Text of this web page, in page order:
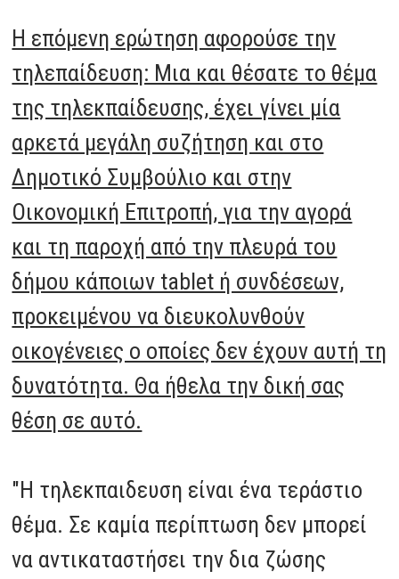
Η επόμενη ερώτηση αφορούσε την
τηλεπαίδευση: Μια και θέσατε το θέμα
της τηλεκπαίδευσης, έχει γίνει μία
αρκετά μεγάλη συζήτηση και στο
Δημοτικό Συμβούλιο και στην
Οικονομική Επιτροπή, για την αγορά
και τη παροχή από την πλευρά του
δήμου κάποιων tablet ή συνδέσεων,
προκειμένου να διευκολυνθούν
οικογένειες ο οποίες δεν έχουν αυτή τη
δυνατότητα. Θα ήθελα την δική σας
θέση σε αυτό.
"Η τηλεκπαιδευση είναι ένα τεράστιο
θέμα. Σε καμία περίπτωση δεν μπορεί
να αντικαταστήσει την δια ζώσης